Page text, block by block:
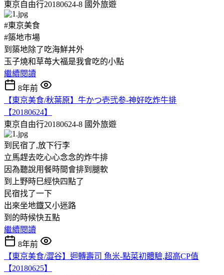
東京自由行20180624-8 國外旅遊
#東京美食
#築地巿場
到築地除了吃海鮮丼外
玉子燒和草苺大福是我會吃的小點
繼續閱讀
8年前
【東京美食/秋葉原】牛かつ壱弐参-神好吃炸牛排
【20180624】
東京自由行20180624-8 國外旅遊
到民宿了,放下行李
立馬趕去吃心心念念的炸牛排
因為聽說用餐時間會排到腿軟
到上野時巳經快四點了
民宿找了一下
出來坐地鐡又小迷路
到的時候快五點
繼續閱讀
8年前
【東京美食/澀谷】迴轉壽司 魚米-點菜初體驗,超高CP值
【20180625】